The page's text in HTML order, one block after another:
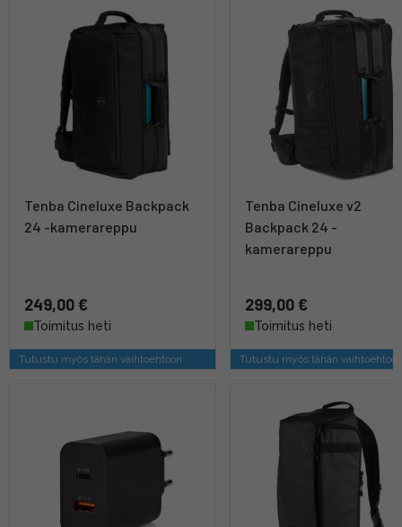
Tenba Cineluxe Backpack
24 -kamerareppu
249,00 €
Toimitus heti
Tutustu myös tähän vaihtoehtoon
Tenba Cineluxe v2
Backpack 24 -
kamerareppu
299,00 €
Toimitus heti
Tutustu myös tähän